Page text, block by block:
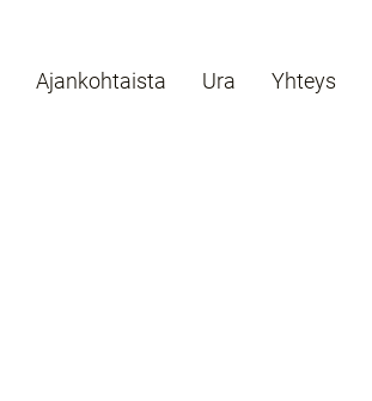
Ajankohtaista Ura Yhteys